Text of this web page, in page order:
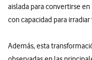
aislada para convertirse
con capacidad para
Además, esta